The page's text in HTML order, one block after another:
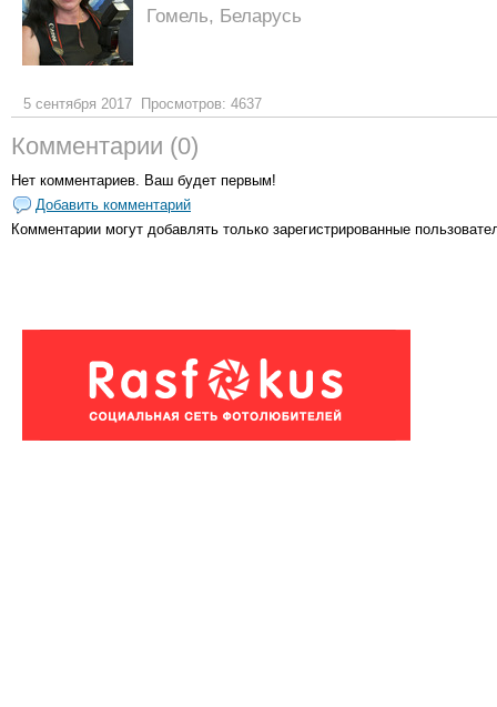
Гомель, Беларусь
5 сентября 2017 Просмотров: 4637
Комментарии (0)
Нет комментариев. Ваш будет первым!
Добавить комментарий
Комментарии могут добавлять только зарегистрированные